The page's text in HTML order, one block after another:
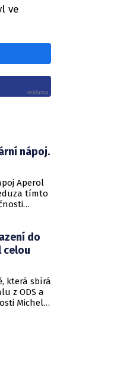
ve
nápoj.
Aperol
tímto
do
celou
která sbírá
z ODS a
Michelin